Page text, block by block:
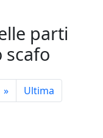
parti
scafo
» Ultima